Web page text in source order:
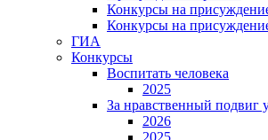
Конкурсы на
Конкурсы на
ГИА
Конкурсы
Воспитать человека
2025
За нравственный подвиг
2026
2025